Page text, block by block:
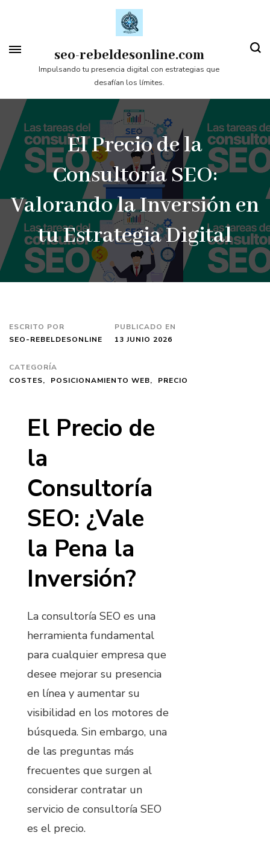
contenido
(presiona
tecla
Intro)
seo-rebeldesonline.com
Impulsando tu presencia digital con estrategias que
desafían los límites.
El Precio de la
Consultoría SEO:
Valorando la Inversión en
tu Estrategia Digital
ESCRITO POR
SEO-REBELDESONLINE
PUBLICADO EN
13 JUNIO 2026
CATEGORÍA
COSTES
POSICIONAMIENTO WEB PRECIO
El Precio de
la
Consultoría
SEO: ¿Vale
la Pena la
Inversión?
La consultoría SEO es una
herramienta fundamental
para cualquier empresa que
desee mejorar su presencia
en línea y aumentar su
visibilidad en los motores de
búsqueda. Sin embargo, una
de las preguntas más
frecuentes que surgen al
considerar contratar un
servicio de consultoría SEO
es el precio.